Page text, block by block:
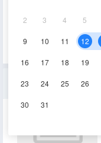
2 3 4 5
9 10 11 12
16 17 18 19
23 24 25 26
30 31